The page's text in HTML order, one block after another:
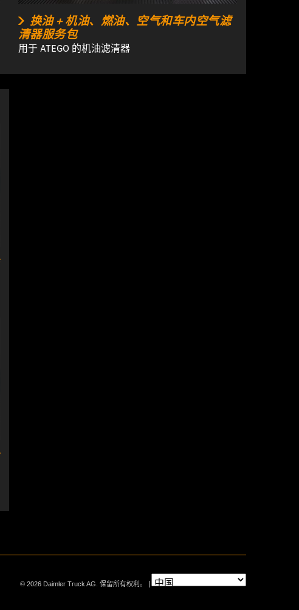
换油 + 机油、燃油、空气和车内空气滤
清器服务包
用于 ATEGO 的机油滤清器
© 2026 Daimler Truck AG. 保留所有权利。